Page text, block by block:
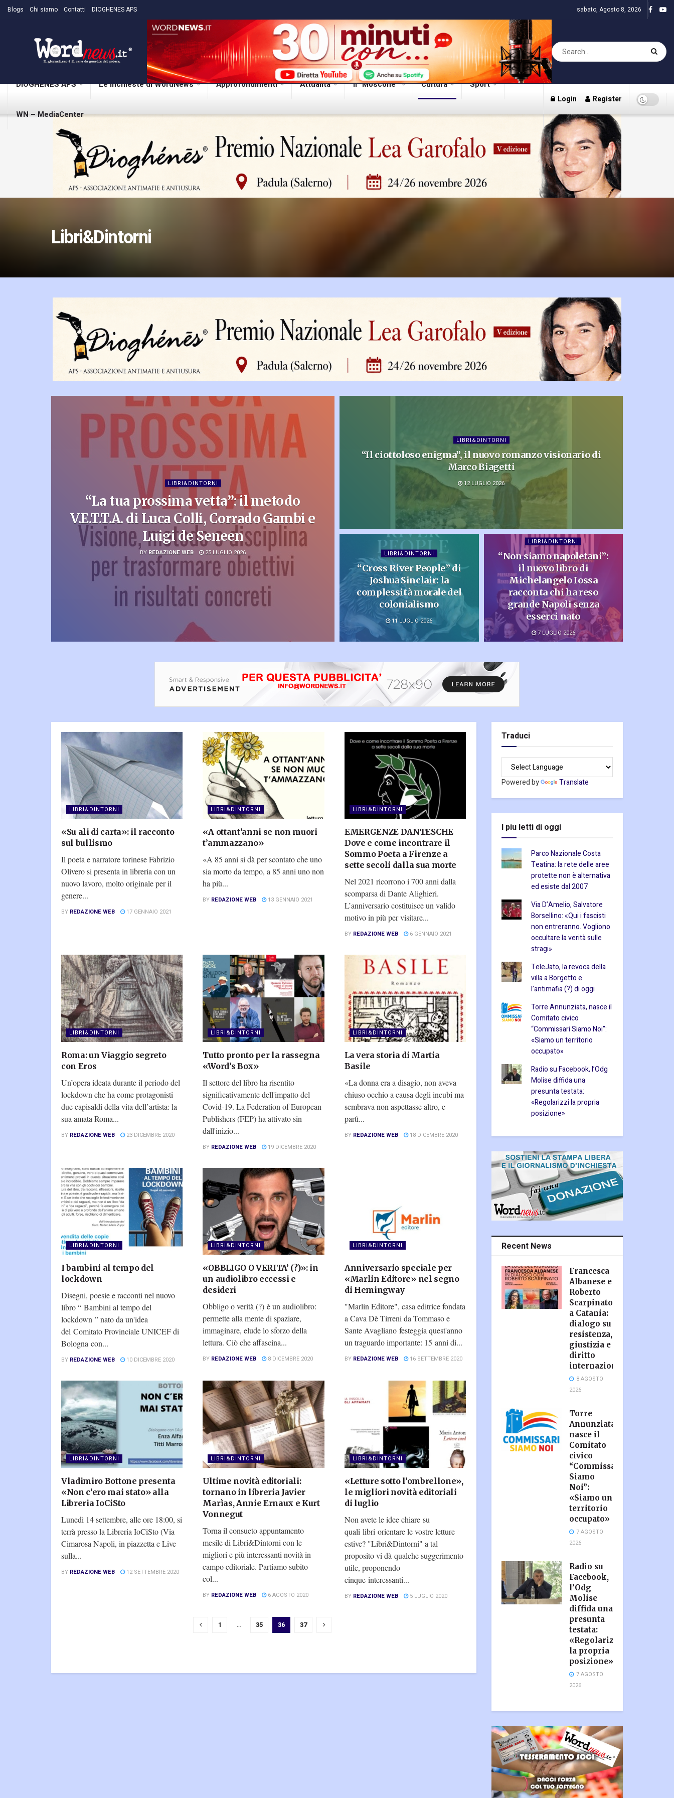
Blogs Chi siamo Contatti DIOGHENES APS sabato, Agosto 8, 2026
DIOGHENES APS Le inchieste di WordNews Approfondimenti Attualità Il “Moscone” Cultura Sport
WN – MediaCenter
Login Register
Libri&Dintorni
LIBRI&DINTORNI
“La tua prossima vetta”: il metodo
V.E.T.T.A. di Luca Colli, Corrado Gambi e
Luigi de Seneen
BY REDAZIONE WEB 25 LUGLIO 2026
LIBRI&DINTORNI
“Il ciottoloso enigma”, il nuovo romanzo visionario di
Marco Biagetti
12 LUGLIO 2026
LIBRI&DINTORNI
“Cross River People” di
Joshua Sinclair: la
complessità morale del
colonialismo
11 LUGLIO 2026
LIBRI&DINTORNI
“Non siamo napoletani”:
il nuovo libro di
Michelangelo Iossa
racconta chi ha reso
grande Napoli senza
esserci nato
7 LUGLIO 2026
LIBRI&DINTORNI
«Su ali di carta»: il racconto
sul bullismo
Il poeta e narratore torinese Fabrizio
Olivero si presenta in libreria con un
nuovo lavoro, molto originale per il
genere...
BY REDAZIONE WEB 17 GENNAIO 2021
LIBRI&DINTORNI
«A ottant’anni se non muori
t’ammazzano»
«A 85 anni si dà per scontato che uno
sia morto da tempo, a 85 anni uno non
ha più...
BY REDAZIONE WEB 13 GENNAIO 2021
LIBRI&DINTORNI
EMERGENZE DANTESCHE
Dove e come incontrare il
Sommo Poeta a Firenze a
sette secoli dalla sua morte
Nel 2021 ricorrono i 700 anni dalla
scomparsa di Dante Alighieri.
L’anniversario costituisce un valido
motivo in più per visitare...
BY REDAZIONE WEB 6 GENNAIO 2021
LIBRI&DINTORNI
Roma: un Viaggio segreto
con Eros
Un’opera ideata durante il periodo del
lockdown che ha come protagonisti
due capisaldi della vita dell’artista: la
sua amata Roma...
BY REDAZIONE WEB 23 DICEMBRE 2020
LIBRI&DINTORNI
Tutto pronto per la rassegna
«Word’s Box»
Il settore del libro ha risentito
significativamente dell'impatto del
Covid-19. La Federation of European
Publishers (FEP) ha attivato sin
dall'inizio...
BY REDAZIONE WEB 19 DICEMBRE 2020
LIBRI&DINTORNI
La vera storia di Martia
Basile
«La donna era a disagio, non aveva
chiuso occhio a causa degli incubi ma
sembrava non aspettasse altro, e
partì...
BY REDAZIONE WEB 18 DICEMBRE 2020
LIBRI&DINTORNI
I bambini al tempo del
lockdown
Disegni, poesie e racconti nel nuovo
libro “ Bambini al tempo del
lockdown ” nato da un'idea
del Comitato Provinciale UNICEF di
Bologna con...
BY REDAZIONE WEB 10 DICEMBRE 2020
LIBRI&DINTORNI
«OBBLIGO O VERITA’ (?)»: in
un audiolibro eccessi e
desideri
Obbligo o verità (?) è un audiolibro:
permette alla mente di spaziare,
immaginare, elude lo sforzo della
lettura. Ciò che affascina...
BY REDAZIONE WEB 8 DICEMBRE 2020
LIBRI&DINTORNI
Anniversario speciale per
«Marlin Editore» nel segno
di Hemingway
"Marlin Editore", casa editrice fondata
a Cava Dè Tirreni da Tommaso e
Sante Avagliano festeggia quest'anno
un traguardo importante: 15 anni di...
BY REDAZIONE WEB 16 SETTEMBRE 2020
LIBRI&DINTORNI
Vladimiro Bottone presenta
«Non c’ero mai stato» alla
Libreria IoCiSto
Lunedì 14 settembre, alle ore 18:00, si
terrà presso la Libreria IoCiSto (Via
Cimarosa Napoli, in piazzetta e Live
sulla...
BY REDAZIONE WEB 12 SETTEMBRE 2020
LIBRI&DINTORNI
Ultime novità editoriali:
tornano in libreria Javier
Marìas, Annie Ernaux e Kurt
Vonnegut
Torna il consueto appuntamento
mesile di Libri&Dintorni con le
migliori e più interessanti novità in
campo editoriale. Partiamo subito
col...
BY REDAZIONE WEB 6 AGOSTO 2020
LIBRI&DINTORNI
«Letture sotto l’ombrellone»,
le migliori novità editoriali
di luglio
Non avete le idee chiare su
quali libri orientare le vostre letture
estive? "Libri&Dintorni" a tal
proposito vi dà qualche suggerimento
utile, proponendo
cinque interessanti...
BY REDAZIONE WEB 5 LUGLIO 2020
1 … 35 36 37
Traduci
Powered by Translate
I piu letti di oggi
Parco Nazionale Costa
Teatina: la rete delle aree
protette non è alternativa
ed esiste dal 2007
Via D’Amelio, Salvatore
Borsellino: «Qui i fascisti
non entreranno. Vogliono
occultare la verità sulle
stragi»
TeleJato, la revoca della
villa a Borgetto e
l’antimafia (?) di oggi
Torre Annunziata, nasce il
Comitato civico
“Commissari Siamo Noi”:
«Siamo un territorio
occupato»
Radio su Facebook, l’Odg
Molise diffida una
presunta testata:
«Regolarizzi la propria
posizione»
Recent News
Francesca
Albanese e
Roberto
Scarpinato
a Catania:
dialogo su
resistenza,
giustizia e
diritto
internazionale
8 AGOSTO
2026
Torre
Annunziata,
nasce il
Comitato
civico
“Commissari
Siamo
Noi”:
«Siamo un
territorio
occupato»
7 AGOSTO
2026
Radio su
Facebook,
l’Odg
Molise
diffida una
presunta
testata:
«Regolarizzi
la propria
posizione»
7 AGOSTO
2026